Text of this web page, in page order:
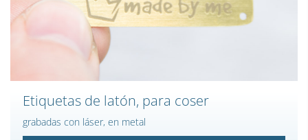
Etiquetas de latón, para coser
grabadas con láser, en metal